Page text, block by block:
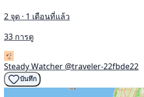
2 จุด · 1 เดือนที่แล้ว
33 การดู
Steady Watcher @traveler-22fbde22
บันทึก